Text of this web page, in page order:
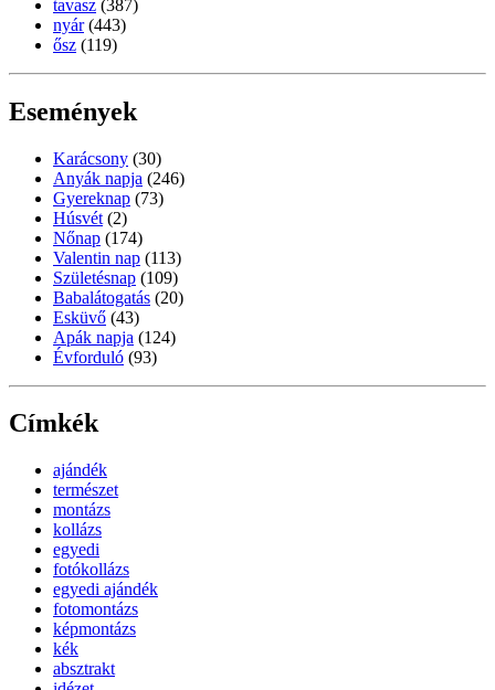
tavasz (387)
nyár (443)
ősz (119)
Események
Karácsony (30)
Anyák napja (246)
Gyereknap (73)
Húsvét (2)
Nőnap (174)
Valentin nap (113)
Születésnap (109)
Babalátogatás (20)
Esküvő (43)
Apák napja (124)
Évforduló (93)
Címkék
ajándék
természet
montázs
kollázs
egyedi
fotókollázs
egyedi ajándék
fotomontázs
képmontázs
kék
absztrakt